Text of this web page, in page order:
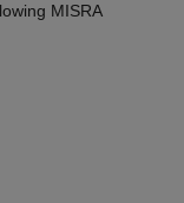
MISRA